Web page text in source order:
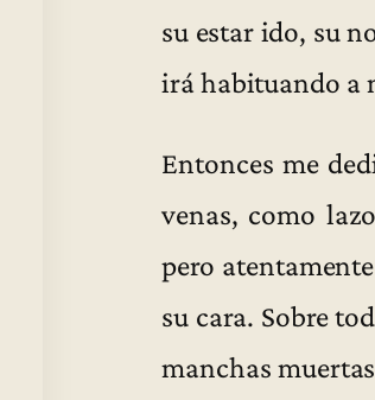
su estar ido, su
irá habituando a
Entonces me
venas, como
pero
su cara. Sobre
manchas